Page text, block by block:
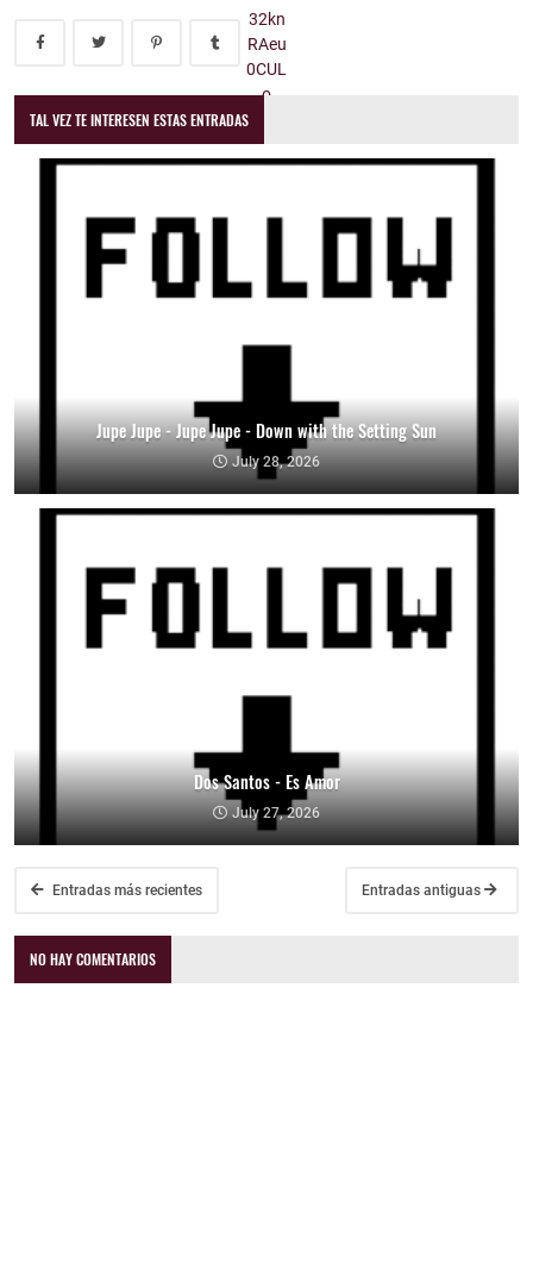
TAL VEZ TE INTERESEN ESTAS ENTRADAS
Jupe Jupe - Jupe Jupe - Down with the Setting Sun
July 28, 2026
Dos Santos - Es Amor
July 27, 2026
Entradas más recientes Entradas antiguas
NO HAY COMENTARIOS